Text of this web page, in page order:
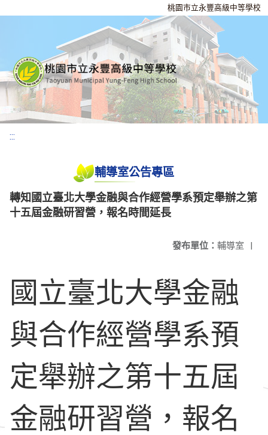
桃園市立永豐高級中等學校
:::
輔導室公告專區
轉知國立臺北大學金融與合作經營學系預定舉辦之第
十五屆金融研習營，報名時間延長
發布單位： 輔導室 |
國立臺北大學金融
與合作經營學系預
定舉辦之第十五屆
金融研習營，報名